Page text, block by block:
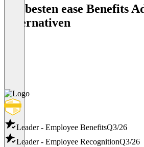
Die besten ease Benefits
Alternativen
Leader - Employee BenefitsQ3/26
Leader - Employee RecognitionQ3/26